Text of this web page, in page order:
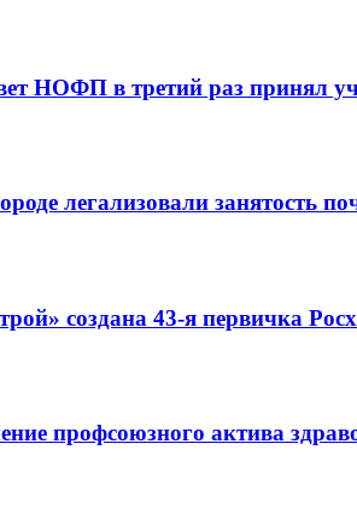
НОФП в третий раз принял
легализовали занятость
создана 43-я первичка
профсоюзного актива